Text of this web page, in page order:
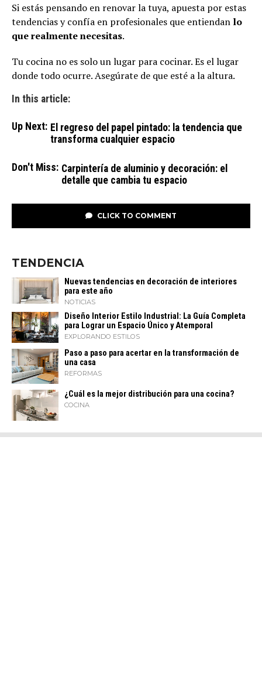
Si estás pensando en renovar la tuya, apuesta por estas
tendencias y confía en profesionales que entiendan lo
que realmente necesitas.
Tu cocina no es solo un lugar para cocinar. Es el lugar
donde todo ocurre. Asegúrate de que esté a la altura.
In this article:
Up Next: El regreso del papel pintado: la tendencia que
transforma cualquier espacio
Don't Miss: Carpintería de aluminio y decoración: el
detalle que cambia tu espacio
CLICK TO COMMENT
TENDENCIA
Nuevas tendencias en decoración de interiores
para este año
NOTICIAS
Diseño Interior Estilo Industrial: La Guía Completa
para Lograr un Espacio Único y Atemporal
EXPLORANDO ESTILOS
Paso a paso para acertar en la transformación de
una casa
REFORMAS
¿Cuál es la mejor distribución para una cocina?
COCINA